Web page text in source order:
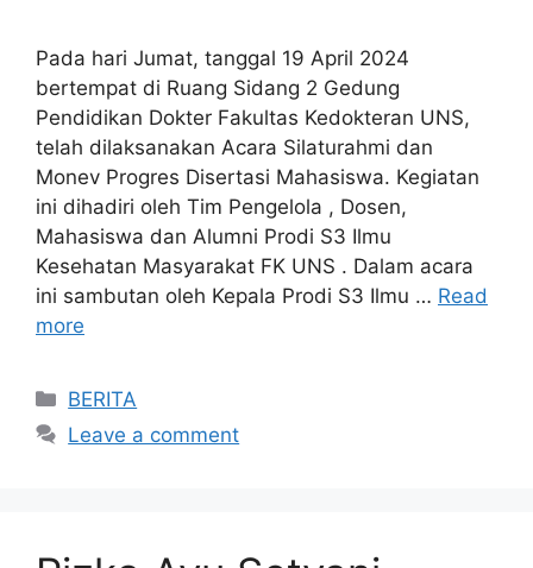
Pada hari Jumat, tanggal 19 April 2024
bertempat di Ruang Sidang 2 Gedung
Pendidikan Dokter Fakultas Kedokteran UNS,
telah dilaksanakan Acara Silaturahmi dan
Monev Progres Disertasi Mahasiswa. Kegiatan
ini dihadiri oleh Tim Pengelola , Dosen,
Mahasiswa dan Alumni Prodi S3 Ilmu
Kesehatan Masyarakat FK UNS . Dalam acara
ini sambutan oleh Kepala Prodi S3 Ilmu … Read
more
Categories
BERITA
Leave a comment